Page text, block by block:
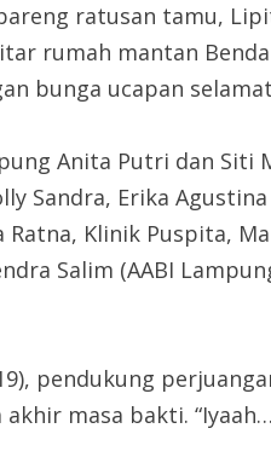
ratusan tamu,
rumah mantan
bunga ucapan
Anita Putri dan Siti
Sandra, Erika
Klinik Puspita,
Salim (AABI
pendukung
masa bakti.